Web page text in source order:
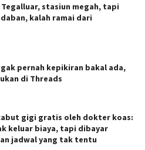
stasiun megah, tapi
kalah ramai dari
pernah kepikiran bakal ada,
di Threads
gigi gratis oleh dokter koas:
keluar biaya, tapi dibayar
jadwal yang tak tentu